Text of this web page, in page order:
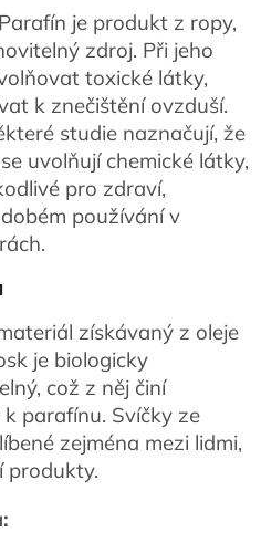
je produkt z ropy,
zdroj. Při jeho
toxické látky,
k znečištění ovzduší.
studie naznačují, že
uvolňují chemické látky,
pro zdraví,
používání v
získávaný z oleje
je biologicky
což z něj činí
parafínu. Svíčky ze
zejména mezi lidmi,
produkty.